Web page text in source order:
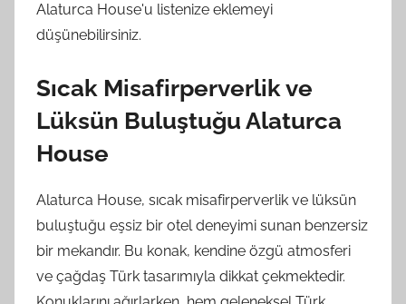
Alaturca House'u listenize eklemeyi
düşünebilirsiniz.
Sıcak Misafirperverlik ve
Lüksün Buluştuğu Alaturca
House
Alaturca House, sıcak misafirperverlik ve lüksün
buluştuğu eşsiz bir otel deneyimi sunan benzersiz
bir mekandır. Bu konak, kendine özgü atmosferi
ve çağdaş Türk tasarımıyla dikkat çekmektedir.